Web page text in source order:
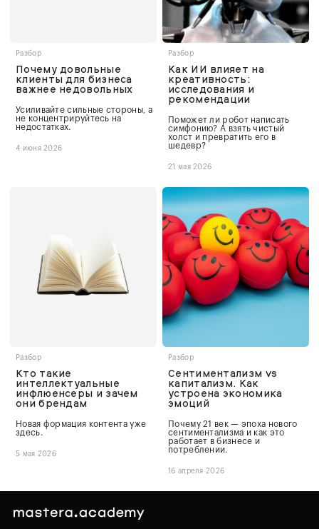
Разбор
Почему довольные
клиенты для бизнеса
важнее недовольных
Усиливайте сильные стороны, а
не концентрируйтесь на
недостатках.
4 июня 2026
Разбор
Как ИИ влияет на
креативность:
исследования и
рекомендации
Поможет ли робот написать
симфонию? А взять чистый
холст и превратить его в
шедевр?
21 мая 2026
Разбор
Кто такие
интеллектуальные
инфлюенсеры и зачем
они брендам
Новая формация контента уже
здесь.
5 мая 2026
Разбор
Сентиментализм vs
капитализм. Как
устроена экономика
эмоций
Почему 21 век — эпоха нового
сентиментализма и как это
работает в бизнесе и
потреблении.
16 апреля 2026